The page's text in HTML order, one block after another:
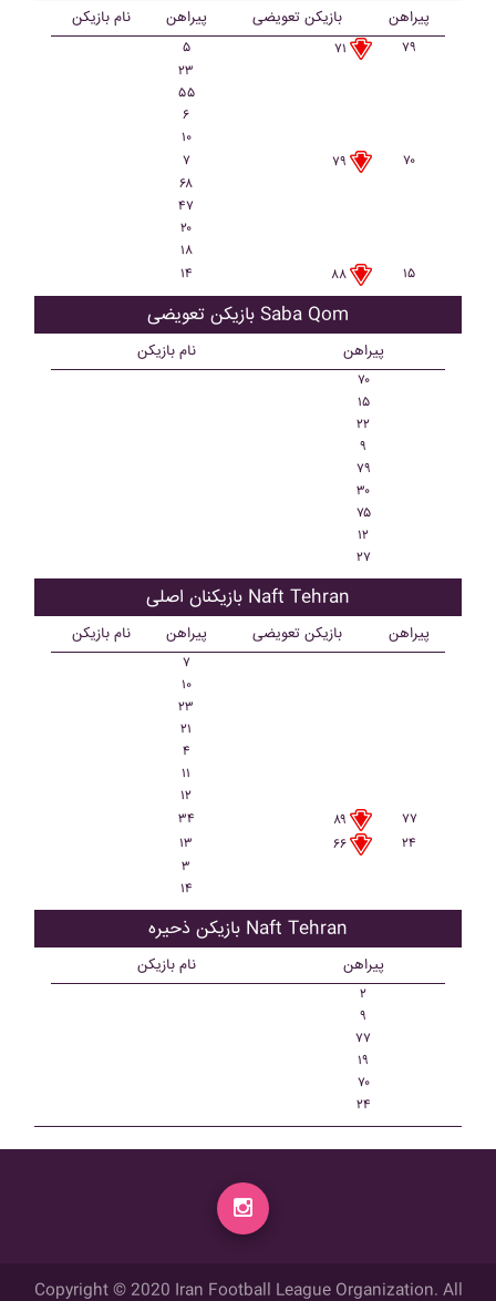
نام بازیکن پیراهن بازیکن تعویضی پیراهن
۵ ۷۱
۷۹
۲۳
۵۵
۶
۱۰
۷
۷۹
۷۰
۶۸
۴۷
۲۰
۱۸
۱۴
۸۸ ۱۵
بازیکن تعویضی Saba Qom
نام بازیکن پیراهن
۷۰
۱۵
۲۲
۹
۷۹
۳۰
۷۵
۱۲
۲۷
بازیکنان اصلی Naft Tehran
نام بازیکن پیراهن بازیکن تعویضی پیراهن
۷
۱۰
۲۳
۲۱
۴
۱۱
۱۲
۳۴
۸۹
۷۷
۱۳
۶۶
۲۴
۳
۱۴
بازیکن ذحیره Naft Tehran
نام بازیکن پیراهن
۲
۹
۷۷
۱۹
۷۰
۲۴
Copyright © 2020 Iran Football League Organization. All